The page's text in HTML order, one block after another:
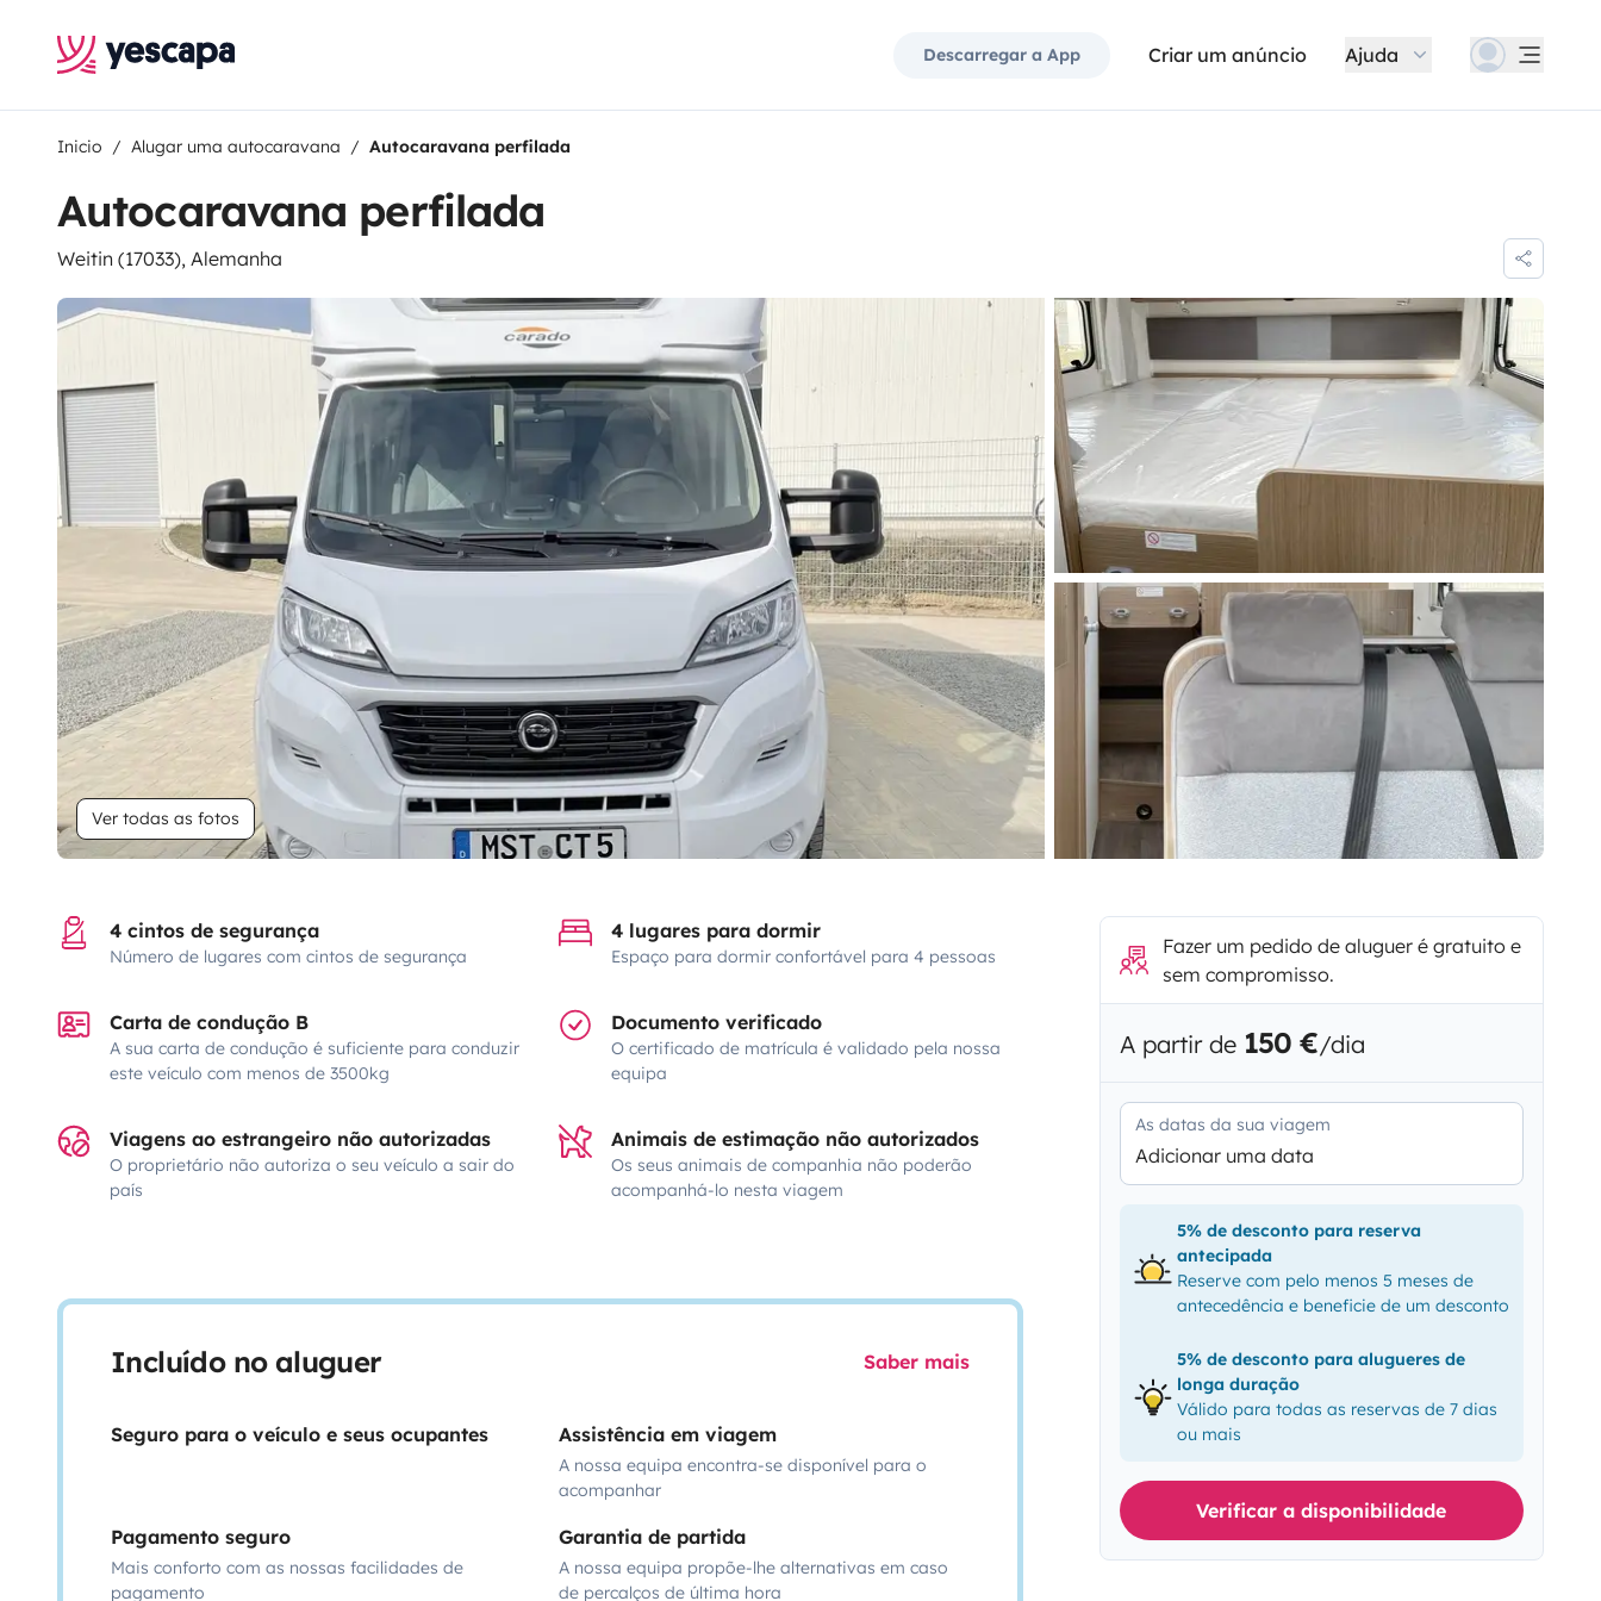
Descarregar a App Criar um anúncio Ajuda
Inicio Alugar uma autocaravana Autocaravana perfilada
Autocaravana perfilada
Weitin (17033), Alemanha
Ver todas as fotos
4 cintos de segurança
Número de lugares com cintos de segurança
4 lugares para dormir
Espaço para dormir confortável para 4 pessoas
Carta de condução B
A sua carta de condução é suficiente para conduzir
este veículo com menos de 3500kg
Documento verificado
O certificado de matrícula é validado pela nossa
equipa
Viagens ao estrangeiro não autorizadas
O proprietário não autoriza o seu veículo a sair do
país
Animais de estimação não autorizados
Os seus animais de companhia não poderão
acompanhá-lo nesta viagem
Incluído no aluguer Saber mais
Seguro para o veículo e seus ocupantes Assistência em viagem
A nossa equipa encontra-se disponível para o
acompanhar
Pagamento seguro
Mais conforto com as nossas facilidades de
pagamento
Garantia de partida
A nossa equipa propõe-lhe alternativas em caso
de percalços de última hora
Fazer um pedido de aluguer é gratuito e
sem compromisso.
A partir de 150 €/dia
As datas da sua viagem
Adicionar uma data
5% de desconto para reserva
antecipada
Reserve com pelo menos 5 meses de
antecedência e beneficie de um desconto
5% de desconto para alugueres de
longa duração
Válido para todas as reservas de 7 dias
ou mais
Verificar a disponibilidade